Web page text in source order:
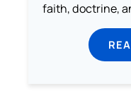
faith, doctrine,